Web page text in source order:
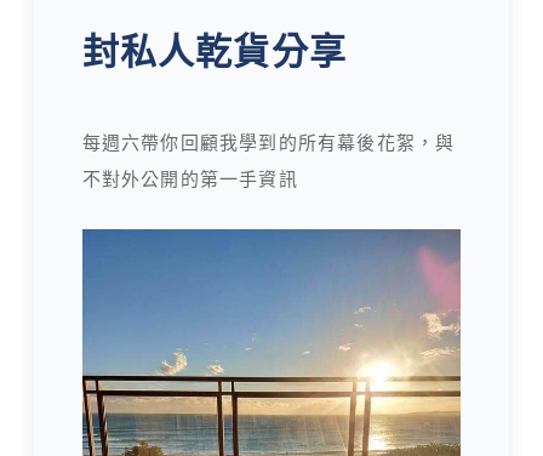
封私人乾貨分享
每週六帶你回顧我學到的所有幕後花絮，與
不對外公開的第一手資訊